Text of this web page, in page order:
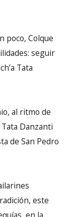
poco, Colque
seguir
Tata
al ritmo de
Danzanti
de San Pedro
este